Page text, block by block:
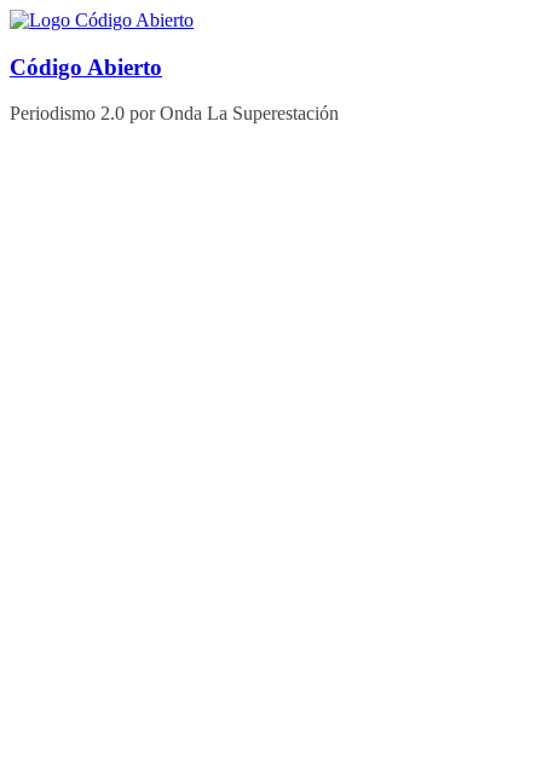
Saltar
contenido
Código Abierto
Periodismo 2.0 por Onda La Superestación